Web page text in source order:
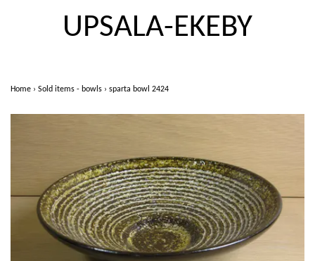
UPSALA-EKEBY
Home › Sold items - bowls › sparta bowl 2424